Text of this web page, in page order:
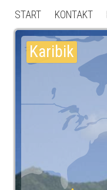
START KONTAKT
Karibik